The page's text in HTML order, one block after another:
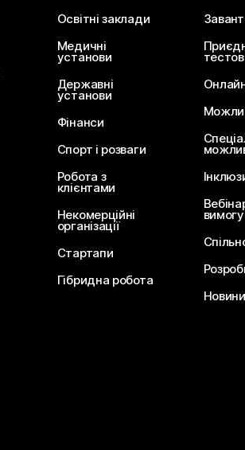
Освітні заклади
Медичні
установи
Державні
установи
Фінанси
Спорт і розваги
Робота з
клієнтами
Некомерційні
організації
Стартапи
Гібридна робота
вимогу
Новини